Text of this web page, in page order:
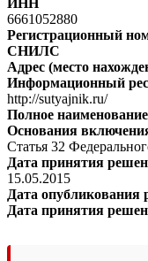
6661052880
Регистрационный
СНИЛС
Адрес (место
Информационный
http://sutyajnik.ru/
Полное
Основания
Статья 32
Дата принятия
15.05.2015
Дата
Дата принятия